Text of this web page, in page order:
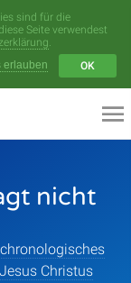
sind für die
Seite verwendest
.
erlauben
OK
nicht
Christus